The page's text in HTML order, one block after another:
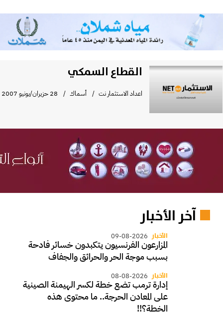
القطاع السمكي
اعداد الاستثمار نت أسماك 28 حزيران/يونيو 2007
آخر الأخبار
الأخبار 09-08-2026
المزارعون الفرنسيون يتكبدون خسائر فادحة
بسبب موجة الحر والحرائق والجفاف
الأخبار 08-08-2026
إدارة ترمب تضع خطة لكسر الهيمنة الصينية
على المعادن الحرجة.. ما محتوى هذه
الخطة؟!!